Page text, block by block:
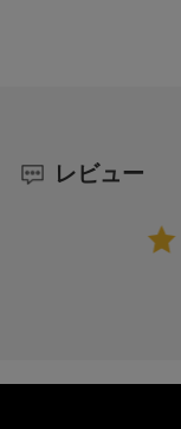
レビュー